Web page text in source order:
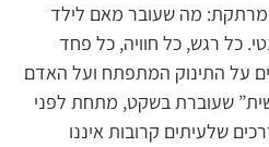
מרתקת: מה שעובר מאם לילד
כל רגש, כל חוויה, כל פחד
על התינוק המתפתח ועל האדם
שעוברת בשקט, מתחת לפני
שלעיתים קרובות איננו